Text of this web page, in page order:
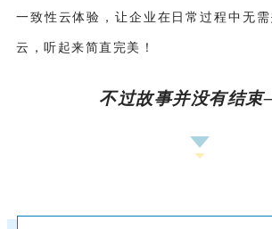
一致性云体验，让企业在日常过程中无
云，听起来简直完美！
不过故事并没有结